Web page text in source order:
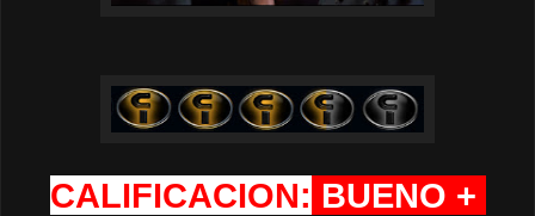
CALIFICACION: BUENO +